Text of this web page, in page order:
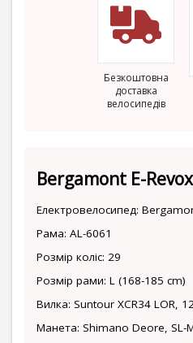
Безкоштовна
доставка
велосипедів
Bergamont E-
Електровелосипед:
Рама: AL-6061
Розмір коліс: 29
Розмір рами: L (168-185 cm)
Вилка: Suntour XCR34 LOR,
Манета: Shimano Deore, SL-